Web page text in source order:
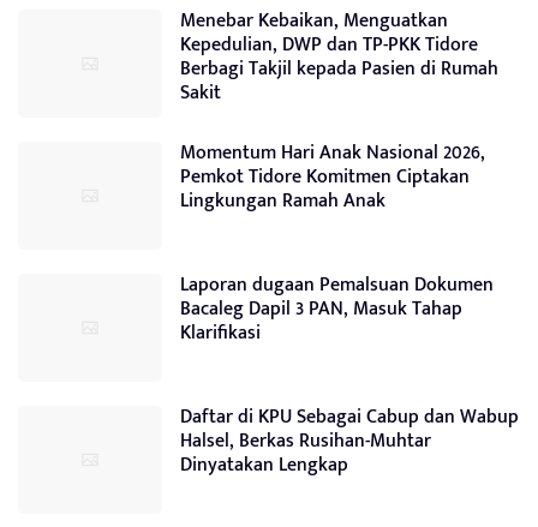
Menebar Kebaikan, Menguatkan
Kepedulian, DWP dan TP-PKK Tidore
Berbagi Takjil kepada Pasien di Rumah
Sakit
Momentum Hari Anak Nasional 2026,
Pemkot Tidore Komitmen Ciptakan
Lingkungan Ramah Anak
Laporan dugaan Pemalsuan Dokumen
Bacaleg Dapil 3 PAN, Masuk Tahap
Klarifikasi
Daftar di KPU Sebagai Cabup dan Wabup
Halsel, Berkas Rusihan-Muhtar
Dinyatakan Lengkap